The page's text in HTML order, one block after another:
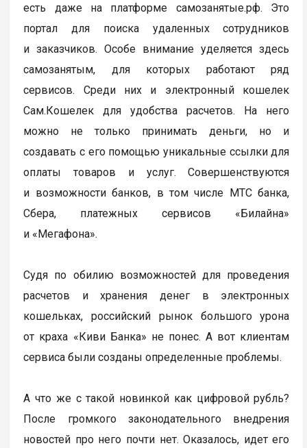
есть даже на платформе самозанятые.рф. Это
портал для поиска удаленных сотрудников
и заказчиков. Особе внимание уделяется здесь
самозанятым, для которых работают ряд
сервисов. Среди них и электронный кошелек
Сам.Кошелек для удобства расчетов. На него
можно не только принимать деньги, но и
создавать с его помощью уникальные ссылки для
оплаты товаров и услуг⁤. Совершенствуются
и возможности банков, в том числе МТС банка,
Сбера, платежных сервисов «Билайна»
и «Мегафона».
Судя по обилию возможностей для проведения
расчетов и хранения денег в электронных
кошельках, российский рынок большого урона
от краха «Киви Банка» не понес. А вот клиентам
сервиса были созданы определенные проблемы.
А что же с такой новинкой как цифровой рубль?
После громкого законодательного внедрения
новостей про него почти нет. Оказалось, идет его